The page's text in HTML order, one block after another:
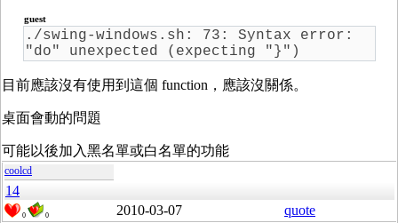
guest
./swing-windows.sh: 73: Syntax error:
"do" unexpected (expecting "}")
目前應該沒有使用到這個 function，應該沒關係。
桌面會動的問題
可能以後加入黑名單或白名單的功能
coolcd
14
0 0 2010-03-07 quote